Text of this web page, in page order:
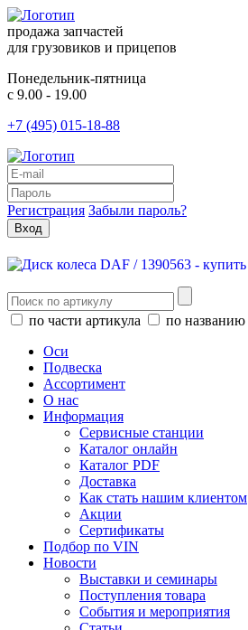
продажа запчастей
для грузовиков и прицепов
Понедельник-пятница
с 9.00 - 19.00
+7 (495) 015-18-88
Регистрация Забыли пароль?
по части артикула
по названию
Оси
Подвеска
Ассортимент
О нас
Информация
Сервисные станции
Каталог онлайн
Каталог PDF
Доставка
Как стать нашим клиентом
Акции
Сертификаты
Подбор по VIN
Новости
Выставки и семинары
Поступления товара
События и мероприятия